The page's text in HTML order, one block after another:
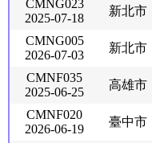
CMNG023
2025-07-18
新北市
CMNG005
2026-07-03
新北市
CMNF035
2025-06-25
高雄市
CMNF020
2026-06-19
臺中市